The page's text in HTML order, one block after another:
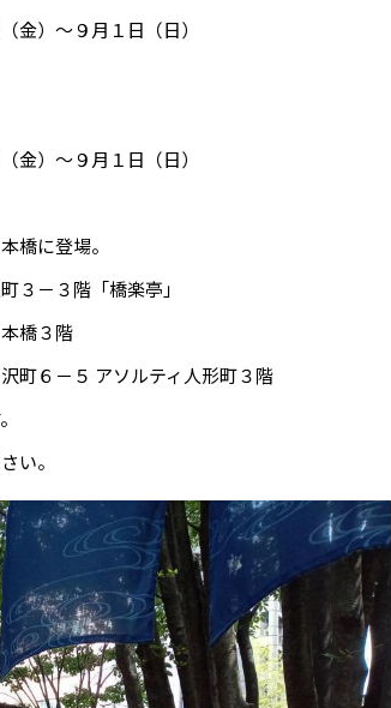
）～９月１日（日）
）～９月１日（日）
橋に登場。
－３階「橋楽亭」
橋３階
アソルティ人形町３階
い。